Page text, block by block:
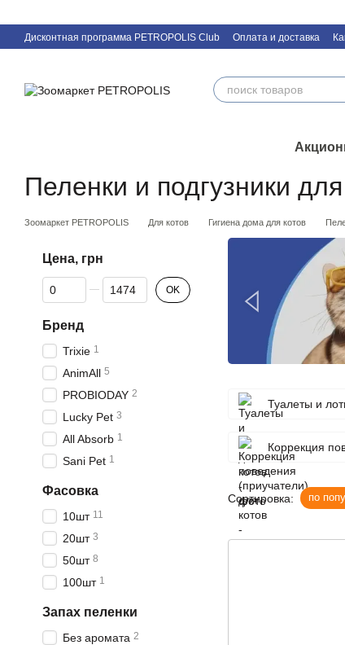
Дисконтная программа PETROPOLIS Club Оплата и доставка
Пеленки и подгузники
Зоомаркет PETROPOLIS Для котов Гигиена дома для котов
Туалеты и
Коррекция
Сортировка: по
Цена, грн
От Цена, грн
До Цена, грн
OK
Бренд
Trixie 1
AnimAll 5
PROBIODAY 2
Lucky Pet 3
All Absorb 1
Sani Pet 1
Фасовка
10шт 11
20шт 3
50шт 8
100шт 1
Запах пеленки
Без аромата 2